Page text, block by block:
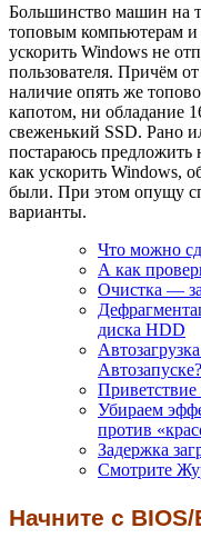
Большинство машин на
топовым компьютерам и
ускорить Windows не
пользователя. Причём
наличие опять же
капотом, ни обладание
свеженький SSD. Рано
постараюсь предложить
как ускорить Windows,
были. При этом опущу
варианты.
Что можно
А как
Очистка —
диска HDD
Автозапуске?
Убираем
против
Задержка
Смотрите
Начните с BIOS/